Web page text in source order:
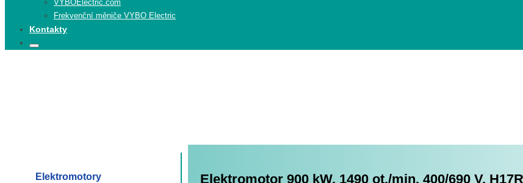
VYBOElectric.com
Frekvenční měniče VYBO Electric
Kontakty
Search
Search
Elektromotor 900 kW, 1490 ot./min, 400/690 V,
Elektromotory